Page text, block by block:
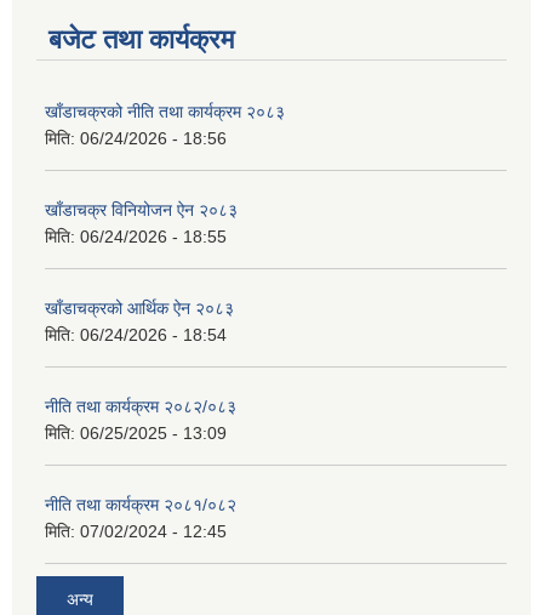
बजेट तथा कार्यक्रम
खाँडाचक्रको नीति तथा कार्यक्रम २०८३
मिति: 06/24/2026 - 18:56
खाँडाचक्र विनियोजन ऐन २०८३
मिति: 06/24/2026 - 18:55
खाँडाचक्रको आर्थिक ऐन २०८३
मिति: 06/24/2026 - 18:54
नीति तथा कार्यक्रम २०८२/०८३
मिति: 06/25/2025 - 13:09
नीति तथा कार्यक्रम २०८१/०८२
मिति: 07/02/2024 - 12:45
अन्य